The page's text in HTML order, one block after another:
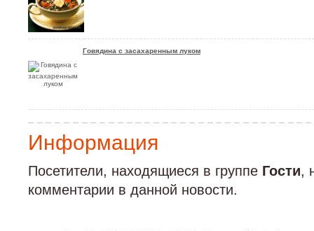
Говядина с засахаренным луком
Информация
Посетители, находящиеся в группе Гости,
комментарии в данной новости.